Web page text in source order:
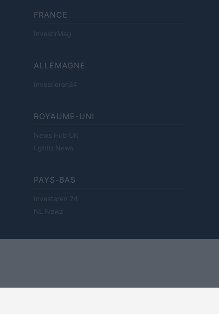
FRANCE
InvestirMag
ALLEMAGNE
Investieren24
ROYAUME-UNI
News Hub UK
Lgbtq News
PAYS-BAS
Investeren 24
NL Newz